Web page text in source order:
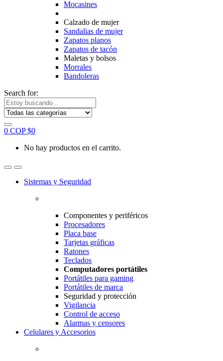
Mocasines
Calzado de mujer
Sandalias de mujer
Zapatos planos
Zapatos de tacón
Maletas y bolsos
Morrales
Bandoleras
Search for:
0 COP $0
No hay productos en el carrito.
Sistemas y Seguridad
Componentes y periféricos
Procesadores
Placa base
Tarjetas gráficas
Ratones
Teclados
Computadores portátiles
Portátiles para gaming
Portátiles de marca
Seguridad y protección
Vigilancia
Control de acceso
Alarmas y censores
Celulares y Accesorios